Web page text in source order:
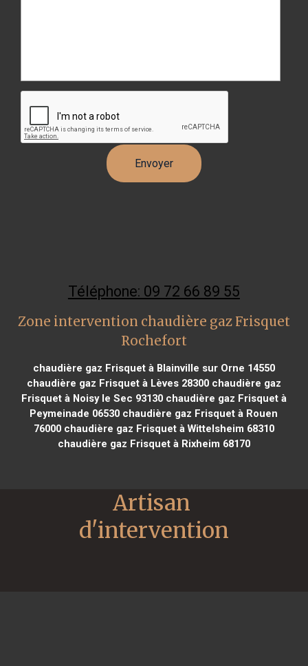
Téléphone: 09 72 66 89 55
Zone intervention chaudière gaz Frisquet
Rochefort
chaudière gaz Frisquet à Blainville sur Orne 14550
chaudière gaz Frisquet à Lèves 28300chaudière gaz
Frisquet à Noisy le Sec 93130chaudière gaz Frisquet à
Peymeinade 06530 chaudière gaz Frisquet à Rouen
76000chaudière gaz Frisquet à Wittelsheim 68310
chaudière gaz Frisquet à Rixheim 68170
Artisan
d'intervention